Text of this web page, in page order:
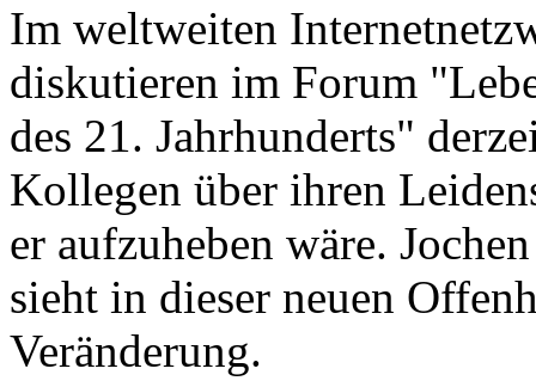
Im weltweiten
diskutieren im Forum
des 21. Jahrhunderts"
Kollegen über ihren
er aufzuheben wäre.
sieht in dieser neuen
Veränderung.